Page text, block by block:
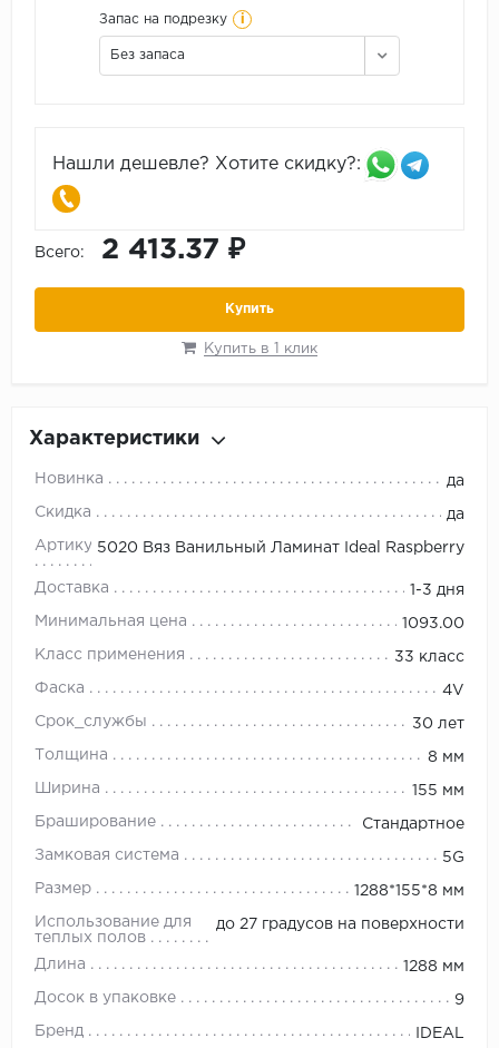
Запас на подрезку i
Без запаса
Нашли дешевле? Хотите скидку?:
Всего: 2 413.37 ₽
Купить
Купить в 1 клик
Характеристики
Новинка да
Скидка да
Артикул5020 Вяз Ванильный Ламинат Ideal Raspberry
Доставка 1-3 дня
Минимальная цена 1093.00
Класс применения 33 класс
Фаска 4V
Срок_службы 30 лет
Толщина 8 мм
Ширина 155 мм
Браширование Стандартное
Замковая система 5G
Размер 1288*155*8 мм
Использование для
теплых полов
до 27 градусов на поверхности
Длина 1288 мм
Досок в упаковке 9
Бренд IDEAL